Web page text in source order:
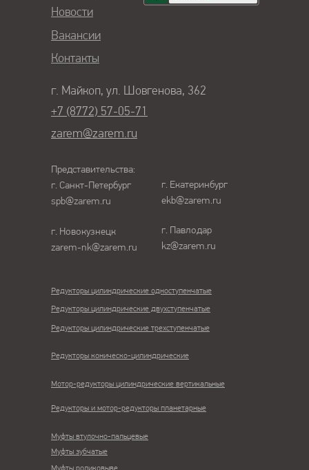
+7 (8772) 57-05-71
Контакты
Новости
Вакансии
zarem@zarem.ru
Редукторы цилиндрические одноступенчатые
Редукторы цилиндрические двухступенчатые
Редукторы цилиндрические трехступенчатые
Редукторы коническо-цилиндрические
Мотор-редукторы цилиндрические вертикальные
Редукторы и мотор-редукторы планетарные
Муфты зубчатые
Муфты втулочно-пальцевые
г. Майкоп, ул. Шовгенова, 362
Представительства:
г. Санкт-Петербург
spb@zarem.ru
г. Екатеринбург
ekb@zarem.ru
г. Новокузнецк
zarem-nk@zarem.ru
г. Павлодар
kz@zarem.ru